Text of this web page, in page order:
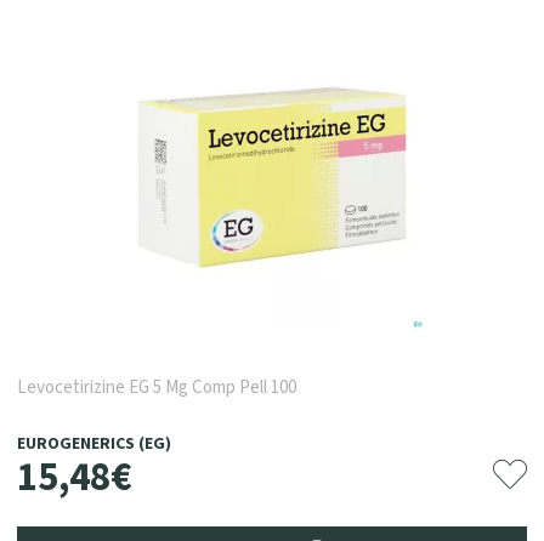
Levocetirizine EG 5 Mg Comp Pell 100
EUROGENERICS (EG)
15,48€